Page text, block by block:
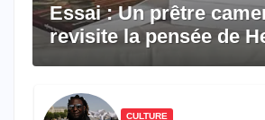
Essai : Un prêtre
revisite la pensée de
CULTURE